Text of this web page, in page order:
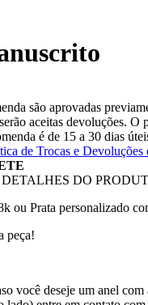
são aprovadas
aceitas devoluções. O
é de 15 a 30 dias
de Trocas e Devoluções
DO
ou Prata personalizado
peça!
você deseje um anel